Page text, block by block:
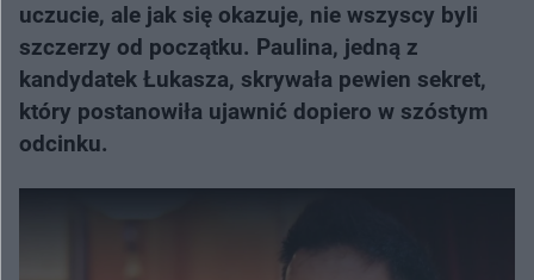
uczucie, ale jak się okazuje, nie wszyscy byli
szczerzy od początku. Paulina, jedną z
kandydatek Łukasza, skrywała pewien sekret,
który postanowiła ujawnić dopiero w szóstym
odcinku.